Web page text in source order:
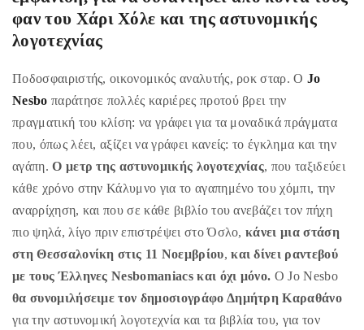
φαν του Χάρι Χόλε και της αστυνομικής
λογοτεχνίας
Ποδοσφαιριστής, οικονομικός αναλυτής, ροκ σταρ. Ο Jo
Nesbo παράτησε πολλές καριέρες προτού βρει την
πραγματική του κλίση: να γράφει για τα μοναδικά πράγματα
που, όπως λέει, αξίζει να γράφει κανείς: το έγκλημα και την
αγάπη.Ο μετρ της αστυνομικής λογοτεχνίας, που ταξιδεύει
κάθε χρόνο στην Κάλυμνο για το αγαπημένο του χόμπι, την
αναρρίχηση, και που σε κάθε βιβλίο του ανεβάζει τον πήχη
πιο ψηλά, λίγο πριν επιστρέψει στο Όσλο,κάνει μια στάση
στη Θεσσαλονίκη στις 11 Νοεμβρίου,και δίνει ραντεβού
με τους Έλληνες Nesbomaniacs και όχι μόνο. Ο Jo Nesbo
θα συνομιλήσειμε τον δημοσιογράφο Δημήτρη Καραθάνο
για την αστυνομική λογοτεχνία και τα βιβλία του, για τον